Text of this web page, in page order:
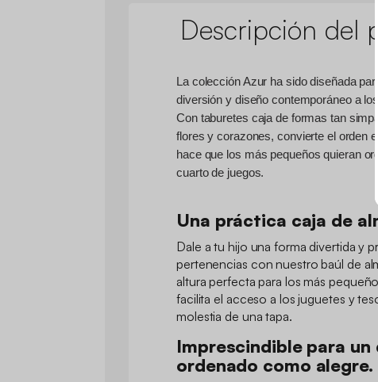
Descripción del
La colección Azur ha sido diseñada
diversión y diseño contemporáneo a
Con taburetes caja de formas tan
flores y corazones, convierte el orden
hace que los más pequeños quieran
cuarto de juegos.
Una práctica caja de
Dale a tu hijo una forma divertida y
pertenencias con nuestro baúl de
altura perfecta para los más
facilita el acceso a los juguetes y
molestia de una tapa.
Imprescindible para
ordenado como alegre.